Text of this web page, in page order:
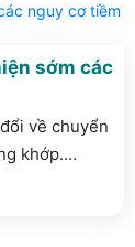
sớm các
về chuyển
khớp.
chưa biểu